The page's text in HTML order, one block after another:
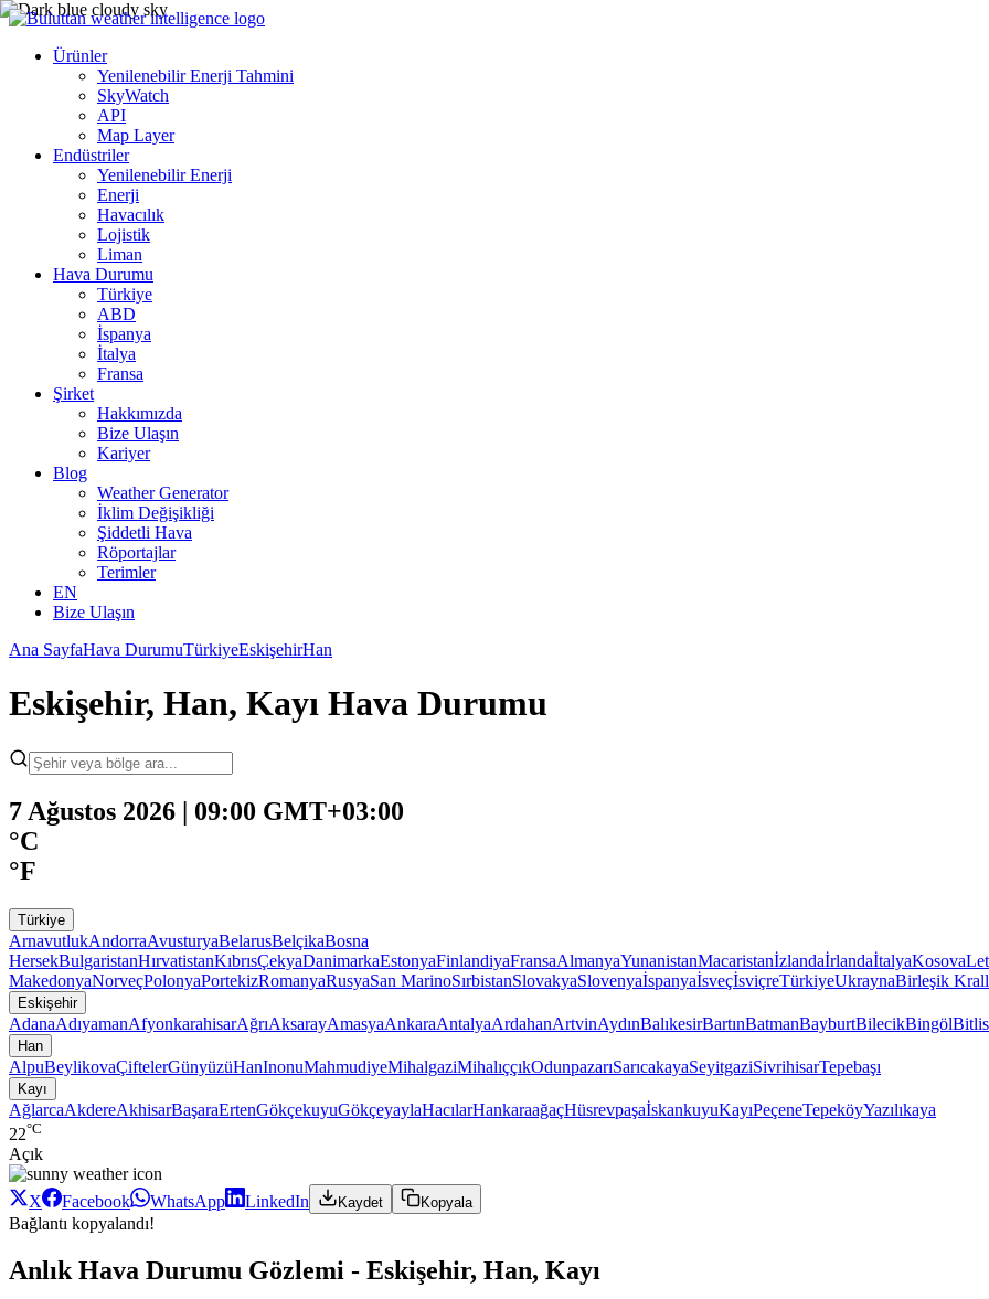
Ürünler
Yenilenebilir Enerji Tahmini
SkyWatch
API
Map Layer
Endüstriler
Yenilenebilir Enerji
Enerji
Havacılık
Lojistik
Liman
Hava Durumu
Türkiye
ABD
İspanya
İtalya
Fransa
Şirket
Hakkımızda
Bize Ulaşın
Kariyer
Blog
Weather Generator
İklim Değişikliği
Şiddetli Hava
Röportajlar
Terimler
EN
Bize Ulaşın
Ana SayfaHava DurumuTürkiyeEskişehirHan
Eskişehir, Han, Kayı Hava Durumu
7 Ağustos 2026 | 09:00 GMT+03:00
°C
°F
Türkiye
ArnavutlukAndorraAvusturyaBelarusBelçikaBosna
HersekBulgaristanHırvatistanKıbrısÇekyaDanimarkaEstonyaFinlandiyaFransaAlmanyaYunanistanMacaristanİzlandaİrlandaİtalyaKosova
MakedonyaNorveçPolonyaPortekizRomanyaRusyaSan MarinoSırbistanSlovakyaSlovenyaİspanyaİsveçİsviçreTürkiyeUkraynaBirleşik
Eskişehir
AdanaAdıyamanAfyonkarahisarAğrıAksarayAmasyaAnkaraAntalyaArdahanArtvinAydınBalıkesirBartınBatmanBayburtBilecikBingölBitlis
Han
AlpuBeylikovaÇiftelerGünyüzüHanInonuMahmudiyeMihalgaziMihalıççıkOdunpazarıSarıcakayaSeyitgaziSivrihisarTepebaşı
Kayı
AğlarcaAkdereAkhisarBaşaraErtenGökçekuyuGökçeyaylaHacılarHankaraağaçHüsrevpaşaİskankuyuKayıPeçeneTepeköyYazılıkaya
22°C
Açık
X Facebook WhatsApp LinkedIn Kaydet Kopyala
Bağlantı kopyalandı!
Anlık Hava Durumu Gözlemi - Eskişehir, Han, Kayı